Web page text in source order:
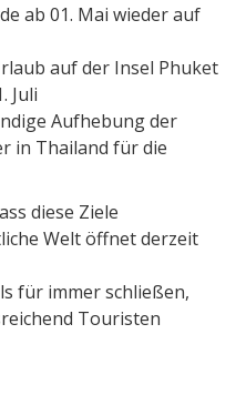
ab 01. Mai wieder auf
auf der Insel Phuket
Juli
Aufhebung der
in Thailand für die
diese Ziele
Welt öffnet derzeit
für immer schließen,
Touristen